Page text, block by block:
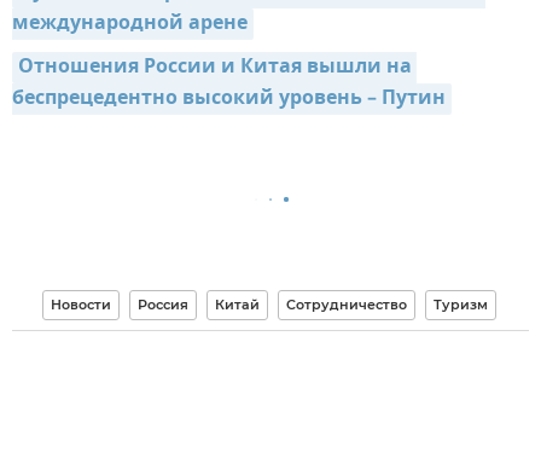
международной арене
Отношения России и Китая вышли на
беспрецедентно высокий уровень – Путин
Новости Россия Китай Сотрудничество Туризм